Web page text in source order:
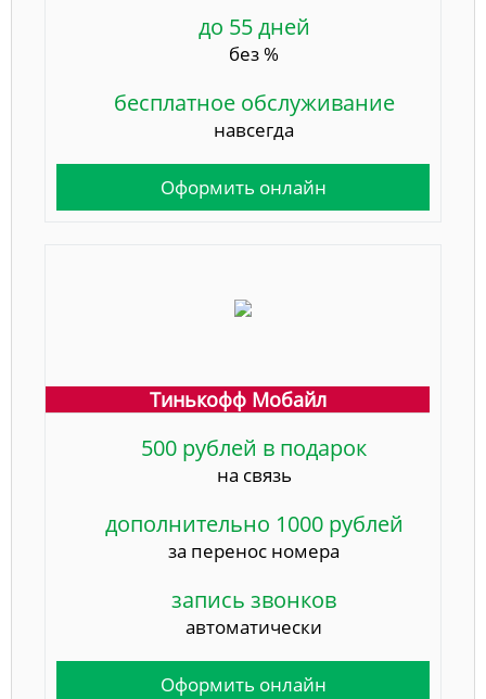
до 55 дней
без %
бесплатное обслуживание
навсегда
Оформить онлайн
Тинькофф Мобайл
500 рублей в подарок
на связь
дополнительно 1000 рублей
за перенос номера
запись звонков
автоматически
Оформить онлайн